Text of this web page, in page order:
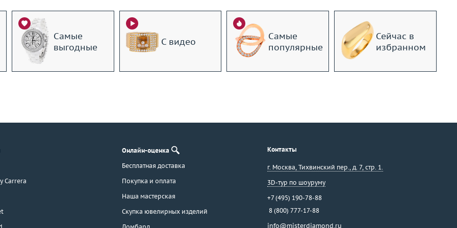
Самые
выгодные
С видео
Самые
популярные
Сейчас в
избранном
Carrera
Онлайн-оценка
Бесплатная доставка
Покупка и оплата
Наша мастерская
Скупка ювелирных изделий
Контакты
г. Москва, Тихвинский пер., д. 7, стр. 1.
3D-тур по шоуруму
+7 (495) 190-78-88
8 (800) 777-17-88
info@misterdiamond.ru